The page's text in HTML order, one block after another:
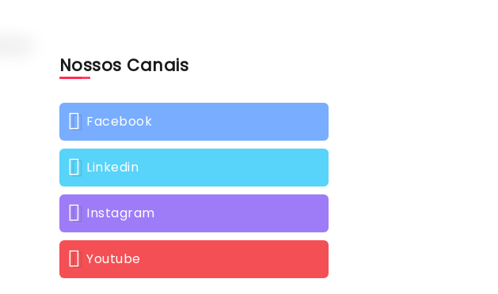
Nossos Canais
Facebook
Linkedin
Instagram
Youtube